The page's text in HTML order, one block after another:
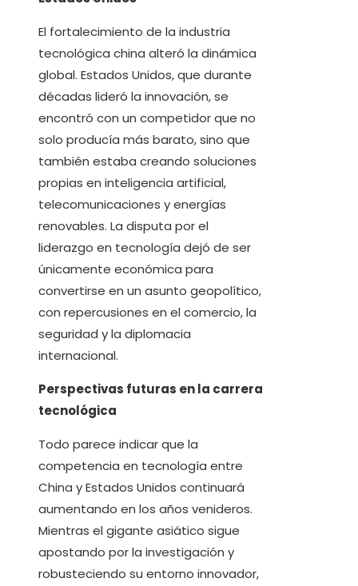
El fortalecimiento de la industria
tecnológica china alteró la dinámica
global. Estados Unidos, que durante
décadas lideró la innovación, se
encontró con un competidor que no
solo producía más barato, sino que
también estaba creando soluciones
propias en inteligencia artificial,
telecomunicaciones y energías
renovables. La disputa por el
liderazgo en tecnología dejó de ser
únicamente económica para
convertirse en un asunto geopolítico,
con repercusiones en el comercio, la
seguridad y la diplomacia
internacional.
Perspectivas futuras en la carrera
tecnológica
Todo parece indicar que la
competencia en tecnología entre
China y Estados Unidos continuará
aumentando en los años venideros.
Mientras el gigante asiático sigue
apostando por la investigación y
robusteciendo su entorno innovador,